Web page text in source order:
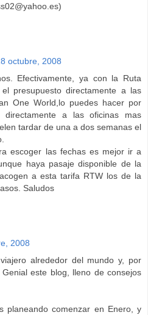
octubre, 2008
Efectivamente, ya con la Ruta
presupuesto directamente a las
One World,lo puedes hacer por
a las oficinas mas
tardar de una a dos semanas el
escoger las fechas es mejor ir a
haya pasaje disponible de la
a esta tarifa RTW los de la
Saludos
2008
alrededor del mundo y, por
este blog, lleno de consejos
planeando comenzar en Enero, y